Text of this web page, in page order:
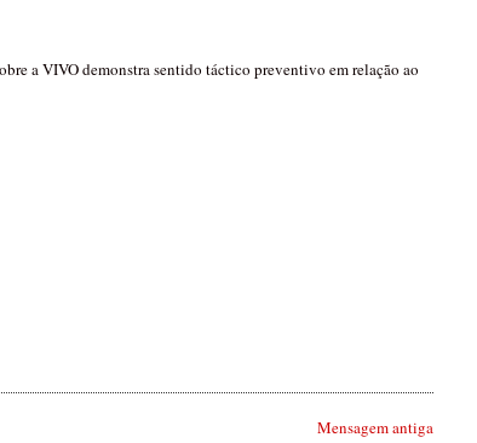
a VIVO demonstra sentido táctico preventivo em relação ao
Mensagem antiga